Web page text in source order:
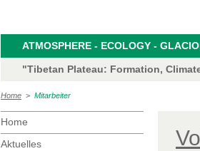
ATMOSPHERE - ECOLOGY -
"Tibetan Plateau: Formation,
Home > Mitarbeiter
Home
Aktuelles